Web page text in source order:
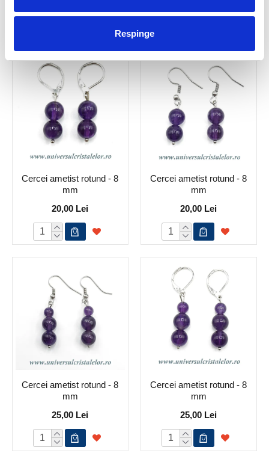
Respinge
Cercei ametist rotund - 8
mm
20,00 Lei
Cercei ametist rotund - 8
mm
20,00 Lei
Cercei ametist rotund - 8
mm
25,00 Lei
Cercei ametist rotund - 8
mm
25,00 Lei